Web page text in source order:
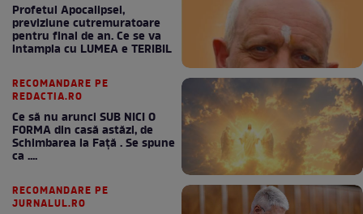
Profetul Apocalipsei,
previziune cutremuratoare
pentru final de an. Ce se va
intampla cu LUMEA e TERIBIL
RECOMANDARE PE
REDACTIA.RO
Ce să nu arunci SUB NICI O
FORMA din casă astăzi, de
Schimbarea la Față . Se spune
ca ....
RECOMANDARE PE
JURNALUL.RO